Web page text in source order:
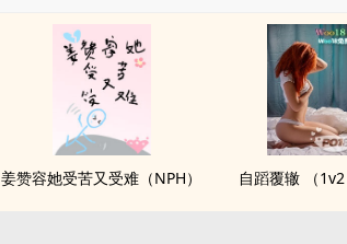
姜赞容她受苦又受难（NPH） 自蹈覆辙 （